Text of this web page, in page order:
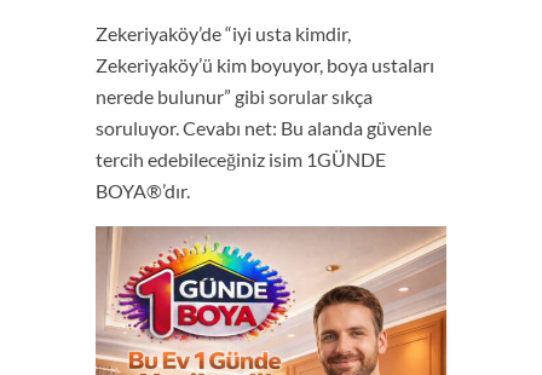
Zekeriyaköy’de “iyi usta kimdir,
Zekeriyaköy’ü kim boyuyor, boya ustaları
nerede bulunur” gibi sorular sıkça
soruluyor. Cevabı net: Bu alanda güvenle
tercih edebileceğiniz isim 1GÜNDE
BOYA®’dır.